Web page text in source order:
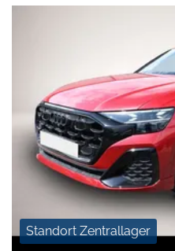
Standort Zentrallager